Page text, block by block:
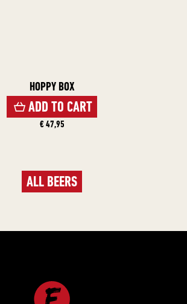
HOPPY BOX
ADD TO CART
€ 47,95
ALL BEERS